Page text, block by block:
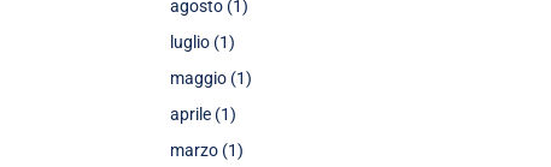
agosto (1)
luglio (1)
maggio (1)
aprile (1)
marzo (1)